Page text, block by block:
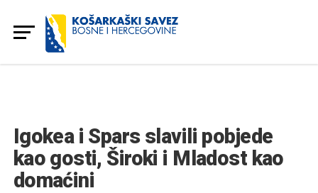
Igokea i Spars slavili pobjede
kao gosti, Široki i Mladost kao
domaćini